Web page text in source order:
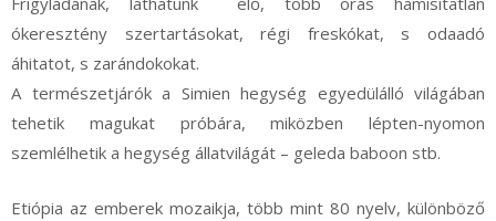
ókeresztény szertartásokat, régi freskókat, s odaadó
áhitatot, s zarándokokat.
A természetjárók a Simien hegység egyedülálló világában
tehetik magukat próbára, miközben lépten-nyomon
szemlélhetik a hegység állatvilágát – geleda baboon stb.
Etiópia az emberek mozaikja, több mint 80 nyelv, különböző